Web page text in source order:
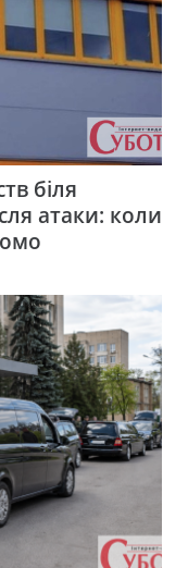
біля
атаки: коли